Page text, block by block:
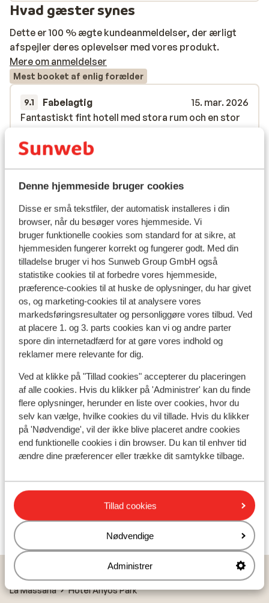
Denne hjemmeside bruger cookies
Disse er små tekstfiler, der automatisk installeres i din
browser, når du besøger vores hjemmeside. Vi
bruger funktionelle cookies som standard for at sikre, at
hjemmesiden fungerer korrekt og fungerer godt. Med din
tilladelse bruger vi hos Sunweb Group GmbH også
statistike cookies til at forbedre vores hjemmeside,
præference-cookies til at huske de oplysninger, du har givet
os, og marketing-cookies til at analysere vores
markedsføringsresultater og personliggøre vores tilbud. Ved
at placere 1. og 3. parts cookies kan vi og andre parter
spore din internetadfærd for at gøre vores indhold og
reklamer mere relevante for dig.
Ved at klikke på "Tillad cookies" accepterer du placeringen
af alle cookies. Hvis du klikker på 'Administrer' kan du finde
flere oplysninger, herunder en liste over cookies, hvor du
selv kan vælge, hvilke cookies du vil tillade. Hvis du klikker
på 'Nødvendige', vil der ikke blive placeret andre cookies
end funktionelle cookies i din browser. Du kan til enhver tid
ændre dine præferencer eller trække dit samtykke tilbage.
Tillad cookies
Nødvendige
Administrer
over andre standarder og godt skiløb i Andorra.
Hvad gæster synes
Dette er 100 % ægte kundeanmeldelser, der ærligt
afspejler deres oplevelser med vores produkt.
Mere om anmeldelser
Mest booket af enlig forælder
9.1 Fabelagtig
15. mar. 2026
Fantastiskt fint hotell med stora rum och en stor
med fräsch mat och det finns något för alla.
Fantastiskt fint hotell med stora rum och en stor
med fräsch mat och det finns något för alla.
Enlig forælder
Se alle 1 anmeldelser
Liftkort/skileje/undervisning
Liftkort
Undervisning
Skileje
Andre overnatningssteder i Pal-
Arinsal La Massana
Hotel Magic La Massana
Hotel Magic Ski
Hotel del Pui
Hotel Sant Gothard
Hjem
La Massana
Hotel Anyos Park